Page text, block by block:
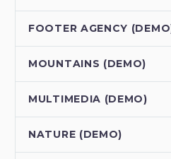
FOOTER AGENCY
MOUNTAINS (DEMO)
MULTIMEDIA (DEMO)
NATURE (DEMO)